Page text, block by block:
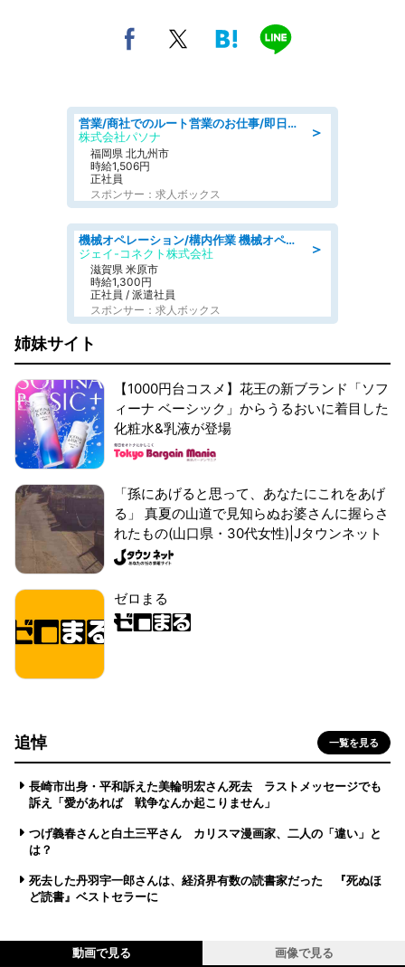
＞
営業/商社でのルート営業のお仕事/即日勤務可/車通勤可/営業
株式会社パソナ
福岡県 北九州市
時給1,506円
正社員
スポンサー：求人ボックス
＞
機械オペレーション/構内作業 機械オペレーター/日勤/経験不問
ジェイ-コネクト株式会社
滋賀県 米原市
時給1,300円
正社員 / 派遣社員
スポンサー：求人ボックス
姉妹サイト
【1000円台コスメ】花王の新ブランド「ソフ
ィーナ ベーシック」からうるおいに着目した
化粧水&乳液が登場
「孫にあげると思って、あなたにこれをあげ
る」 真夏の山道で見知らぬお婆さんに握らさ
れたもの(山口県・30代女性)|Jタウンネット
ゼロまる
追悼 一覧を見る
長崎市出身・平和訴えた美輪明宏さん死去 ラストメッセージでも
訴え「愛があれば 戦争なんか起こりません」
つげ義春さんと白土三平さん カリスマ漫画家、二人の「違い」と
は？
死去した丹羽宇一郎さんは、経済界有数の読書家だった 『死ぬほ
ど読書』ベストセラーに
動画で見る 画像で見る